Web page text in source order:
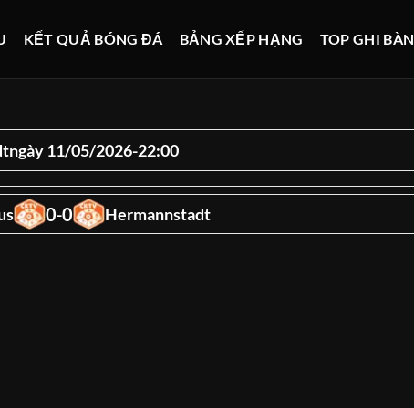
KẾT QUẢ BÓNG ĐÁ BẢNG XẾP HẠNG TOP GHI BÀN
ngày 11/05/2026-22:00
0-0 Hermannstadt